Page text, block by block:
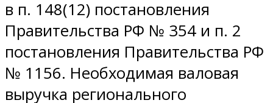
в п. 148(12) постановления
Правительства РФ № 354 и п. 2
постановления Правительства РФ
№ 1156. Необходимая валовая
выручка регионального